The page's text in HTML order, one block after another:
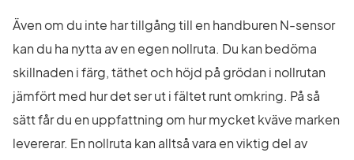
Även om du inte har tillgång till en handburen N-sensor
kan du ha nytta av en egen nollruta. Du kan bedöma
skillnaden i färg, täthet och höjd på grödan i nollrutan
jämfört med hur det ser ut i fältet runt omkring. På så
sätt får du en uppfattning om hur mycket kväve marken
levererar. En nollruta kan alltså vara en viktig del av